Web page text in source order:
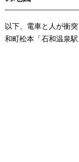
以下、電車と人が衝
和町松本「石和温泉駅